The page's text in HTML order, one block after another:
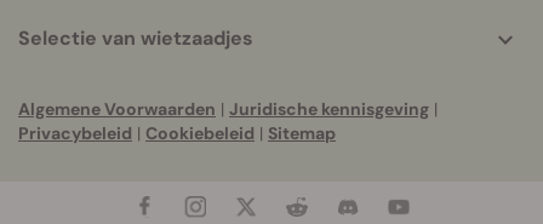
Selectie van wietzaadjes
Algemene Voorwaarden | Juridische kennisgeving |
Privacybeleid | Cookiebeleid | Sitemap